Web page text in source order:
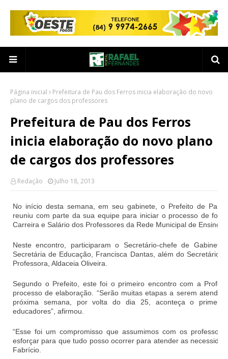
Página inicial
Prefeitura de Pau dos Ferros inicia elaboração do novo
plano de cargos dos professores
Prefeitura de Pau dos Ferros
inicia elaboração do novo plano
de cargos dos professores
Redação Julho 18, 2013
No início desta semana, em seu gabinete, o Prefeito de Pau
reuniu com parte da sua equipe para iniciar o processo de
Carreira e Salário dos Professores da Rede Municipal de Ensino.
Neste encontro, participaram o Secretário-chefe de
Secretária de Educação, Francisca Dantas, além do Secretário
Professora, Aldaceia Oliveira.
Segundo o Prefeito, este foi o primeiro encontro com a
processo de elaboração. “Serão muitas etapas a serem
próxima semana, por volta do dia 25, aconteça o
educadores”, afirmou.
“Esse foi um compromisso que assumimos com os
esforçar para que tudo posso ocorrer para atender as
Fabrício.